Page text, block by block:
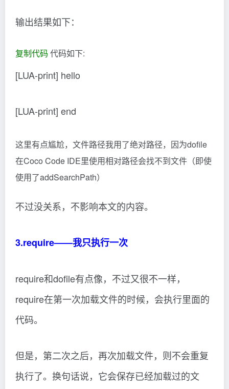
输出结果如下：
复制代码 代码如下:
[LUA-print] hello
[LUA-print] end
这里有点尴尬，文件路径我用了绝对路径，因为dofile
在Coco Code IDE里使用相对路径会找不到文件（即使
使用了addSearchPath）
不过没关系，不影响本文的内容。
3.require——我只执行一次
require和dofile有点像，不过又很不一样，
require在第一次加载文件的时候，会执行里面的
代码。
但是，第二次之后，再次加载文件，则不会重复
执行了。换句话说，它会保存已经加载过的文